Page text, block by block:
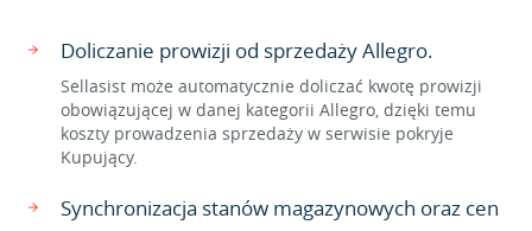
Doliczanie prowizji od sprzedaży Allegro.
Sellasist może automatycznie doliczać kwotę prowizji
obowiązującej w danej kategorii Allegro, dzięki temu
koszty prowadzenia sprzedaży w serwisie pokryje
Kupujący.
Synchronizacja stanów magazynowych oraz cen